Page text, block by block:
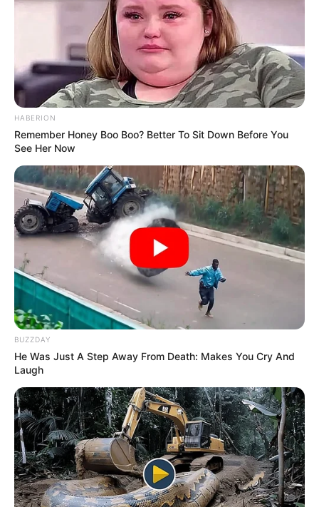
ΠΟΙΟΣ ΣΚΟΤΩΣΕ ΤΟΝ
ΚΑΠΟΔΙΣΤΡΙΑ;;[Η δολοφονία
του Καποδίστρια – Ποιοι
ήταν οι πραγματικοί...
Υγειονομικοί: Επιστολή-
κόλαφος στην επέτειο των
αναστολών..
Email address:
Όλα τα κείμενα και οι εικόνες είναι πνευματική ιδιοκτησία του
ΝΙΚΟΛΑΟΣ ΑΝΑΞΙΜΑΝΔΡΟΣ. Aπαγορεύεται η αναπαραγωγή, η
αναδημοσίευση και η τροποποίησή τους χωρίς προηγούμενη
γραπτή άδεια του δημιουργού τους. Με επιφύλαξη κάθε νόμιμου
δικαιώματος. Διαβάστε τηνΠολιτική Απορρήτουτου website πριν
να το χρησιμοποιήσετε, καθώς χρησιμοποιώντας το την
αποδέχεστε. Ο ιστότοπος διατηρεί το δικαίωμα να τροποποιήσει
HABERION
Remember Honey Boo Boo? Better To Sit Down Before You
See Her Now
BUZZDAY
He Was Just A Step Away From Death: Makes You Cry And
Laugh